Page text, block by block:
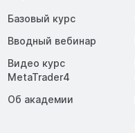
Базовый курс
Вводный вебинар
Видео курс
MetaTrader4
Об академии